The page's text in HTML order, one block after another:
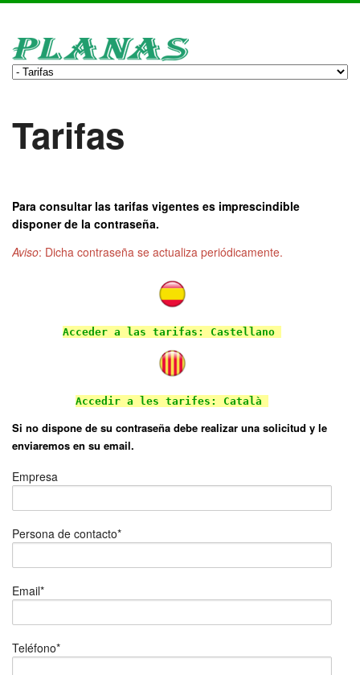
Tarifas
Para consultar las tarifas vigentes es imprescindible
disponer de la contraseña.
Aviso: Dicha contraseña se actualiza periódicamente.
Acceder a las tarifas: Castellano
Accedir a les tarifes: Català
Si no dispone de su contraseña debe realizar una solicitud y le
enviaremos en su email.
Empresa
Persona de contacto*
Email*
Teléfono*